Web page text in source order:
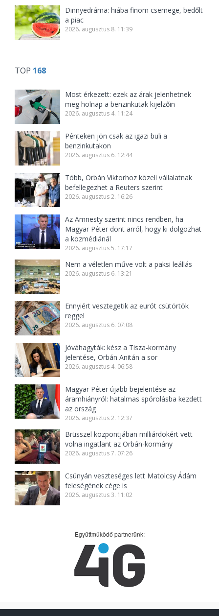
Dinnyedráma: hiába finom csemege, bedőlt
a piac
2026. augusztus 8. 11:39
TOP 168
Most érkezett: ezek az árak jelenhetnek
meg holnap a benzinkutak kijelzőin
2026. augusztus 4. 11:24
Pénteken jön csak az igazi buli a
benzinkutakon
2026. augusztus 6. 12:44
Több, Orbán Viktorhoz közeli vállalatnak
befellegezhet a Reuters szerint
2026. augusztus 2. 16:26
Az Amnesty szerint nincs rendben, ha
Magyar Péter dönt arról, hogy ki dolgozhat
a közmédiánál
2026. augusztus 5. 17:17
Nem a véletlen műve volt a paksi leállás
2026. augusztus 6. 13:21
Ennyiért vesztegetik az eurót csütörtök
reggel
2026. augusztus 6. 07:08
Jóváhagyták: kész a Tisza-kormány
jelentése, Orbán Anitán a sor
2026. augusztus 4. 06:58
Magyar Péter újabb bejelentése az
áramhiányról: hatalmas spórolásba kezdett
az ország
2026. augusztus 2. 12:37
Brüsszel központjában milliárdokért vett
volna ingatlant az Orbán-kormány
2026. augusztus 7. 07:26
Csúnyán veszteséges lett Matolcsy Ádám
feleségének cége is
2026. augusztus 3. 11:02
Együttműködő partnerünk: